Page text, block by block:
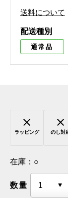
送料について
配送種別
通常品
ラッピング のし対
在庫： ○
数量